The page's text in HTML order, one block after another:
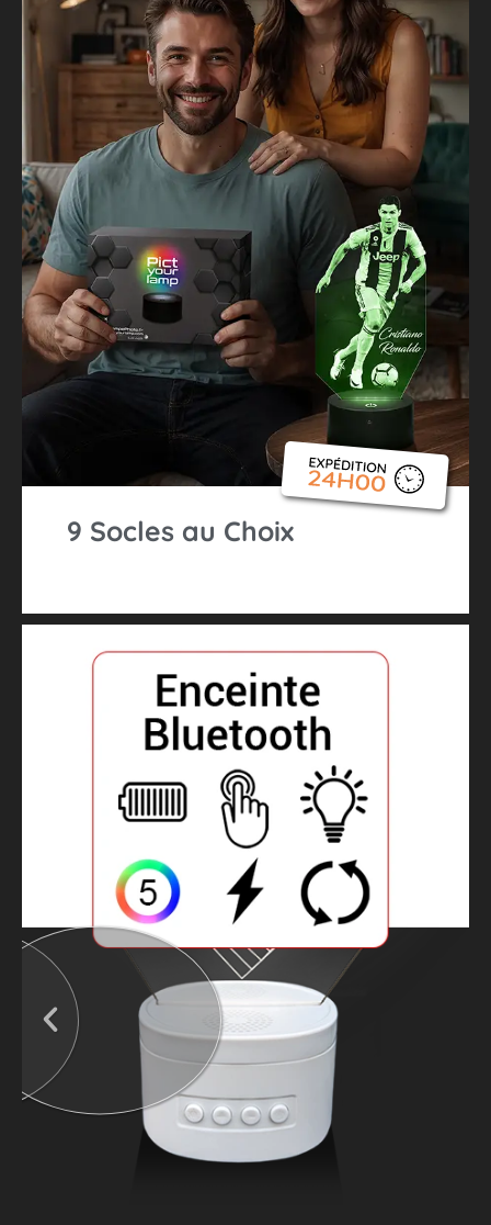
9 Socles au Choix